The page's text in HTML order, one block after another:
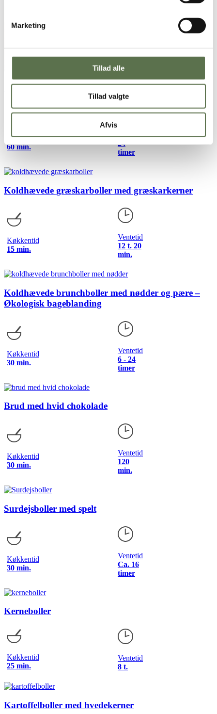
Marketing
Tillad alle
Tillad valgte
Afvis
Surdejsboller med chiafrø
Køkkentid
60 min.
Ventetid
24
timer
Koldhævede græskarboller med græskarkerner
Køkkentid
15 min.
Ventetid
12 t. 20
min.
Koldhævede brunchboller med nødder og pære –
Økologisk bageblanding
Køkkentid
30 min.
Ventetid
6 - 24
timer
Brud med hvid chokolade
Køkkentid
30 min.
Ventetid
120
min.
Surdejsboller med spelt
Køkkentid
30 min.
Ventetid
Ca. 16
timer
Kerneboller
Køkkentid
25 min.
Ventetid
8 t.
Kartoffelboller med hvedekerner